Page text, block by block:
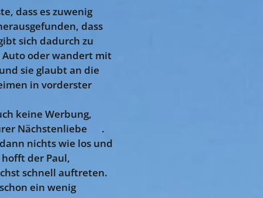
dass es zuwenig
dass
sich dadurch zu
oder wandert mit
sie glaubt an die
in vorderster
keine Werbung,
Nächstenliebe 😉.
nichts wie los und
der Paul,
schnell auftreten.
ein wenig